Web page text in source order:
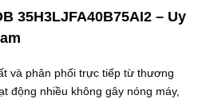
35H3LJFA40B75AI2 – Uy
và phân phối trực tiếp từ thương
động nhiều không gây nóng máy,